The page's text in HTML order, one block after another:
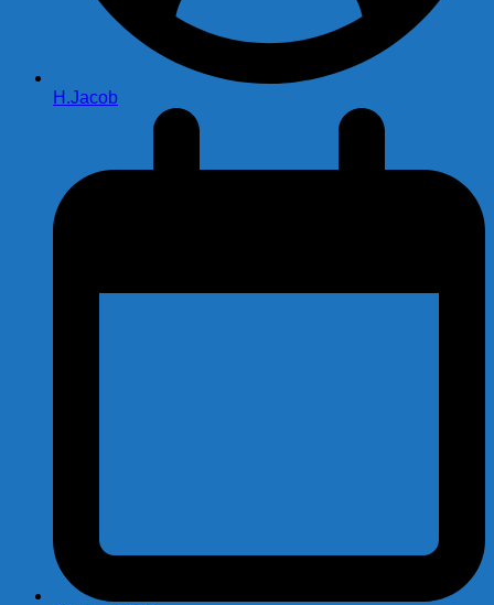
H.Jacob